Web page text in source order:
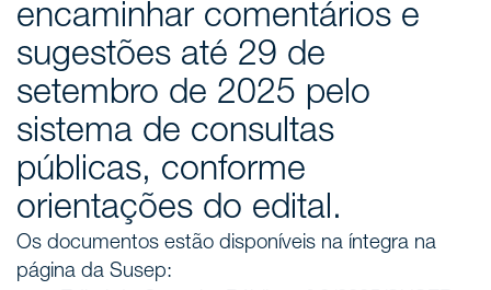
encaminhar comentários e
sugestões até 29 de
setembro de 2025 pelo
sistema de consultas
públicas, conforme
orientações do edital.
Os documentos estão disponíveis na íntegra na
página da Susep: